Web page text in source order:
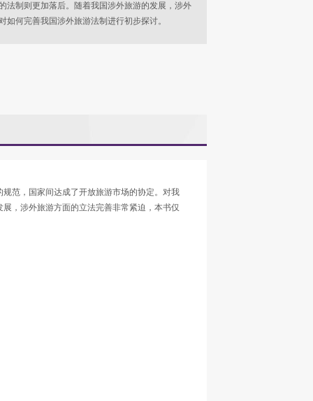
法制则更加落后。随着我国涉外旅游的发展，涉外
何完善我国涉外旅游法制进行初步探讨。
范，国家间达成了开放旅游市场的协定。对我
，涉外旅游方面的立法完善非常紧迫，本书仅